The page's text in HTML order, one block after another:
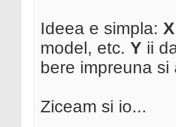
Ideea e simpla: X
model, etc. Y ii
bere impreuna si
Ziceam si io...